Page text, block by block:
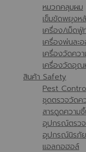
หมวกคลุมผม
เข็มขัดพยุงห
เครื่อง/เม็ดฟู่
เครื่องพ่นละ
เครื่องวัดคว
เครื่องวัดอุ
สินค้า Safety
Pest
ชุดตรวจวัดค
สารดูดความ
อุปกรณ์ตรว
อุปกรณ์นิรภั
แอลกอฮอล์